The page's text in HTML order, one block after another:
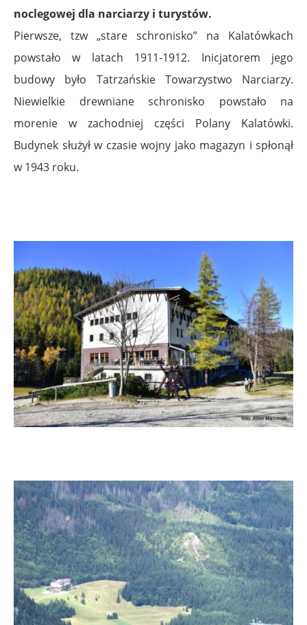
noclegowej dla narciarzy i turystów.
Pierwsze, tzw „stare schronisko” na Kalatówkach
powstało w latach 1911-1912. Inicjatorem jego
budowy było Tatrzańskie Towarzystwo Narciarzy.
Niewielkie drewniane schronisko powstało na
morenie w zachodniej części Polany Kalatówki.
Budynek służył w czasie wojny jako magazyn i spłonął
w 1943 roku.